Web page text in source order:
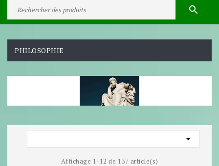

PHILOSOPHIE

Affichage 1-12 de 137 article(s)